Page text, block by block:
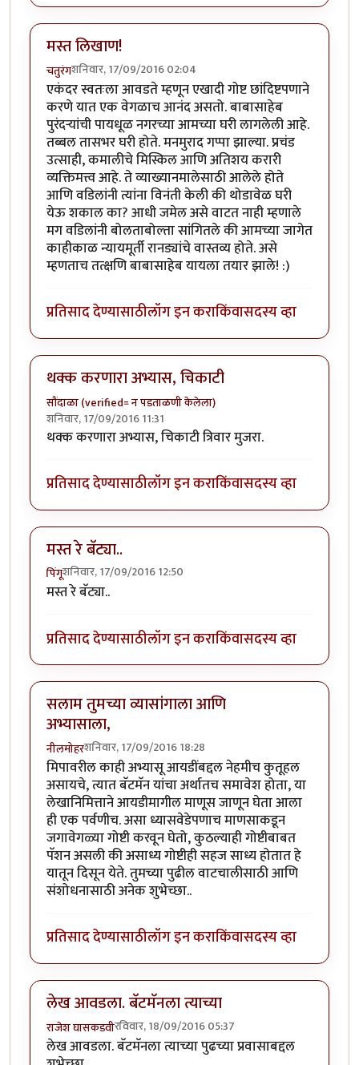
मस्त लिखाण!
चतुरंगशनिवार, 17/09/2016 02:04
एकंदर स्वतःला आवडते म्हणून एखादी गोष्ट छांदिष्टपणाने
करणे यात एक वेगळाच आनंद असतो. बाबासाहेब
पुरंदर्‍यांची पायधूळ नगरच्या आमच्या घरी लागलेली आहे.
तब्बल तासभर घरी होते. मनमुराद गप्पा झाल्या. प्रचंड
उत्साही, कमालीचे मिस्किल आणि अतिशय करारी
व्यक्तिमत्त्व आहे. ते व्याख्यानमालेसाठी आलेले होते
आणि वडिलांनी त्यांना विनंती केली की थोडावेळ घरी
येऊ शकाल का? आधी जमेल असे वाटत नाही म्हणाले
मग वडिलांनी बोलताबोल्ता सांगितले की आमच्या जागेत
काहीकाळ न्यायमूर्ती रानड्यांचे वास्तव्य होते. असे
म्हणताच तत्क्षणि बाबासाहेब यायला तयार झाले! :)
प्रतिसाद देण्यासाठीलॉग इन कराकिंवासदस्य व्हा
थक्क करणारा अभ्यास, चिकाटी
सौंदाळा (verified= न पडताळणी केलेला)
शनिवार, 17/09/2016 11:31
थक्क करणारा अभ्यास, चिकाटी त्रिवार मुजरा.
प्रतिसाद देण्यासाठीलॉग इन कराकिंवासदस्य व्हा
मस्त रे बॅट्या..
पिंगूशनिवार, 17/09/2016 12:50
मस्त रे बॅट्या..
प्रतिसाद देण्यासाठीलॉग इन कराकिंवासदस्य व्हा
सलाम तुमच्या व्यासांगाला आणि
अभ्यासाला,
नीलमोहरशनिवार, 17/09/2016 18:28
मिपावरील काही अभ्यासू आयडींबद्दल नेहमीच कुतूहल
असायचे, त्यात बॅटमॅन यांचा अर्थातच समावेश होता, या
लेखानिमित्ताने आयडीमागील माणूस जाणून घेता आला
ही एक पर्वणीच. असा ध्यासवेडेपणाच माणसाकडून
जगावेगळ्या गोष्टी करवून घेतो, कुठल्याही गोष्टीबाबत
पॅशन असली की असाध्य गोष्टीही सहज साध्य होतात हे
यातून दिसून येते. तुमच्या पुढील वाटचालीसाठी आणि
संशोधनासाठी अनेक शुभेच्छा..
प्रतिसाद देण्यासाठीलॉग इन कराकिंवासदस्य व्हा
लेख आवडला. बॅटमॅनला त्याच्या
राजेश घासकडवीरविवार, 18/09/2016 05:37
लेख आवडला. बॅटमॅनला त्याच्या पुढच्या प्रवासाबद्दल